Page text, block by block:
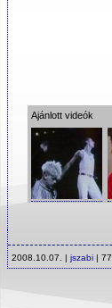
Ajánlott videók
2008.10.07. | jszabi |